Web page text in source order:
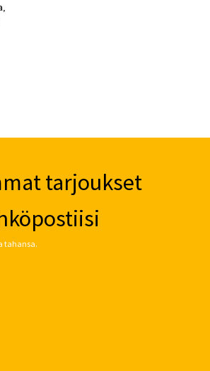
tarjoukset
tahansa.